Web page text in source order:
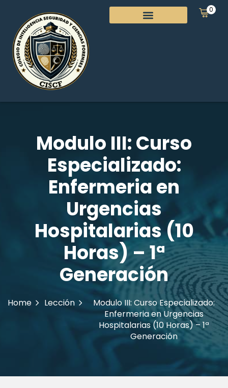
0
Modulo III: Curso
Especializado:
Enfermeria en
Urgencias
Hospitalarias (10
Horas) – 1ª
Generación
Home Lección
Modulo III: Curso Especializado:
Enfermeria en Urgencias
Hospitalarias (10 Horas) – 1ª
Generación